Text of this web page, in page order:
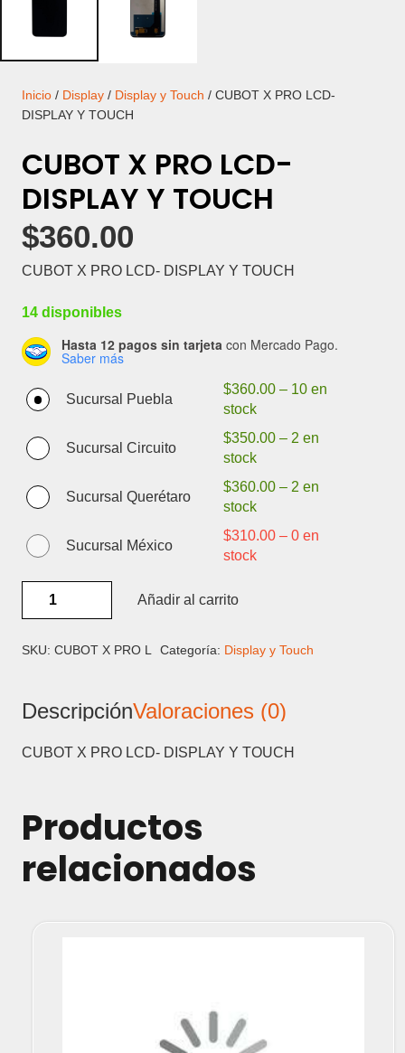
Inicio / Display / Display y Touch / CUBOT X PRO LCD-
DISPLAY Y TOUCH
CUBOT X PRO LCD-
DISPLAY Y TOUCH
$360.00
CUBOT X PRO LCD- DISPLAY Y TOUCH
14 disponibles
Hasta 12 pagos sin tarjeta con Mercado Pago.
Saber más
Sucursal Puebla
$360.00– 10 en
stock
Sucursal Circuito
$350.00– 2 en
stock
Sucursal Querétaro
$360.00– 2 en
stock
Sucursal México
$310.00– 0 en
stock
LCD-
TOUCH
Añadir al carrito
SKU: CUBOT X PRO L Categoría: Display y Touch
DescripciónValoraciones (0)
CUBOT X PRO LCD- DISPLAY Y TOUCH
Productos
relacionados